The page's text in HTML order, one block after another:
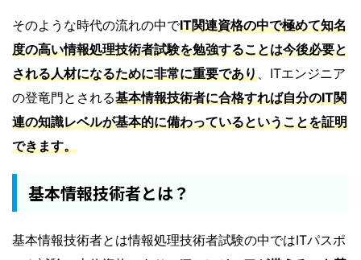
そのような時代の流れの中でIT関連資格の中で極めて知名
度の高い情報処理技術者試験を勉強することは今後必要と
される人材になるために非常に重要であり 、ITエンジニア
の登竜門とされる基本情報技術者に合格すれば自分のIT関
連の知識レベルが基本的に備わっているということを証明
できます。
基本情報技術者とは？
基本情報技術者とは情報処理技術者試験の中ではITパスポ